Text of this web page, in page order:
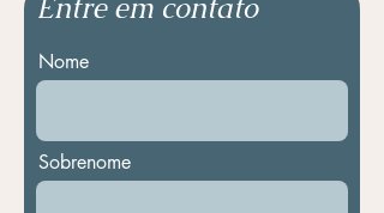
Entre em contato
Nome
Sobrenome